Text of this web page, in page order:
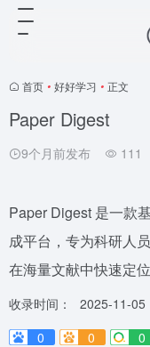
首页 • 好好学习 • 正文
Paper Digest
9个月前发布 111
Paper Digest 是一款
成平台，专为科研人
在海量文献中快速定
收录时间：
2025-11-05
0
0 0